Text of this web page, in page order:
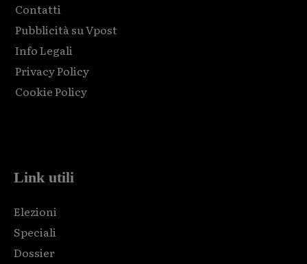
Contatti
Pubblicità su Vpost
Info Legali
Privacy Policy
Cookie Policy
Link utili
Elezioni
Speciali
Dossier